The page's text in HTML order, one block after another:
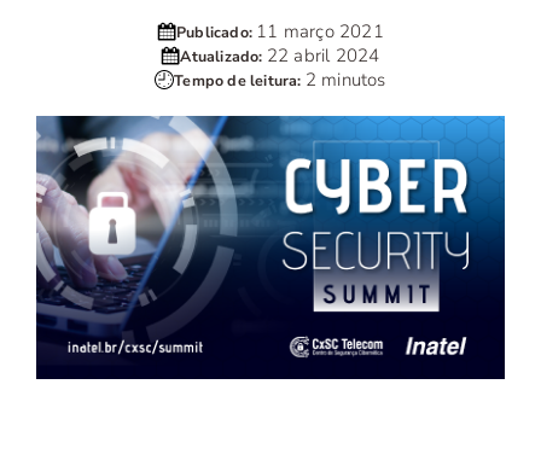
Publicado: 11 março 2021
Atualizado: 22 abril 2024
Tempo de leitura: 2 minutos